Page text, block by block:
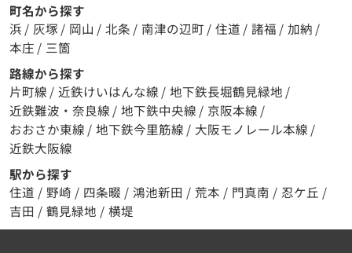
町名から探す
浜 / 灰塚 / 岡山 / 北条 / 南津の辺町 / 住道 / 諸福 / 加納 /
本庄 / 三箇
路線から探す
片町線 / 近鉄けいはんな線 / 地下鉄長堀鶴見緑地 /
近鉄難波・奈良線 / 地下鉄中央線 / 京阪本線 /
おおさか東線 / 地下鉄今里筋線 / 大阪モノレール本線 /
近鉄大阪線
駅から探す
住道 / 野崎 / 四条畷 / 鴻池新田 / 荒本 / 門真南 / 忍ケ丘 /
吉田 / 鶴見緑地 / 横堤